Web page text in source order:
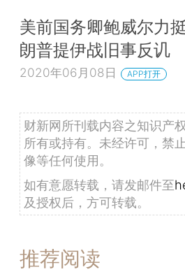
美前国务卿鲍威尔力
朗普提伊战旧事反讥
2020年06月08日 APP打开
财新网所刊载内容之知识产
所有或持有。未经许可，禁
像等任何使用。
如有意愿转载，请发邮件至
及授权后，方可转载。
推荐阅读